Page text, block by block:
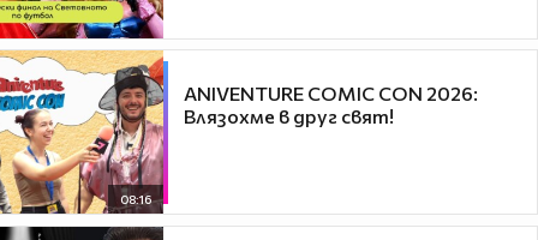
08:16
ANIVENTURE COMIC CON 2026:
Влязохме в друг свят!